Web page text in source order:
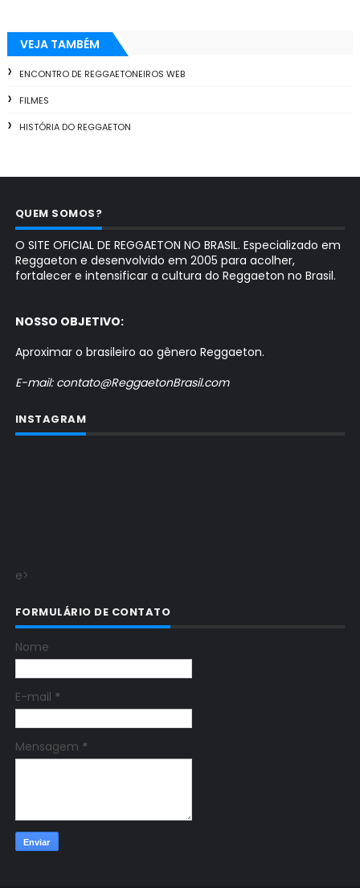
VEJA TAMBÉM
ENCONTRO DE REGGAETONEIROS WEB
FILMES
HISTÓRIA DO REGGAETON
QUEM SOMOS?
O SITE OFICIAL DE REGGAETON NO BRASIL. Especializado em
Reggaeton e desenvolvido em 2005 para acolher,
fortalecer e intensificar a cultura do Reggaeton no Brasil.
NOSSO OBJETIVO:
Aproximar o brasileiro ao gênero Reggaeton.
E-mail: contato@ReggaetonBrasil.com
INSTAGRAM
e>
FORMULÁRIO DE CONTATO
Nome
E-mail *
Mensagem *